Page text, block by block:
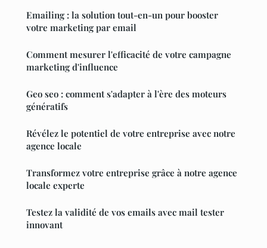
Emailing : la solution tout-en-un pour booster
votre marketing par email
Comment mesurer l'efficacité de votre campagne
marketing d'influence
Geo seo : comment s'adapter à l'ère des moteurs
génératifs
Révélez le potentiel de votre entreprise avec notre
agence locale
Transformez votre entreprise grâce à notre agence
locale experte
Testez la validité de vos emails avec mail tester
innovant